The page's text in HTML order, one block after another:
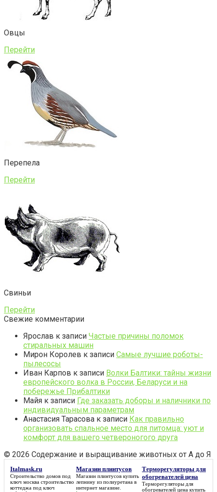
Овцы
Перейти
Перепела
Перейти
Свиньи
Перейти
Свежие комментарии
Ярослав к записи Частые причины поломок
стиральных машин
Мирон Королев к записи Самые лучшие роботы-
пылесосы
Иван Карпов к записи Волки Балтики: тайны жизни
европейского волка в России, Беларуси и на
побережье Прибалтики
Майя к записи Где заказать доборы и наличники по
индивидуальным параметрам
Анастасия Тарасова к записи Как правильно
организовать спальное место для питомца: уют и
комфорт для вашего четвероногого друга
© 2026 Содержание и выращивание животных от А до Я
Italmask.ru
Строительство домов под
ключ москва строительство
коттеджа под ключ
Магазин плинтусов
Магазин плинтусов купить
лепнину из полиуретана в
интернет магазине.
Терморегуляторы для
обогревателей цена
Терморегуляторы для
обогревателей цена купить